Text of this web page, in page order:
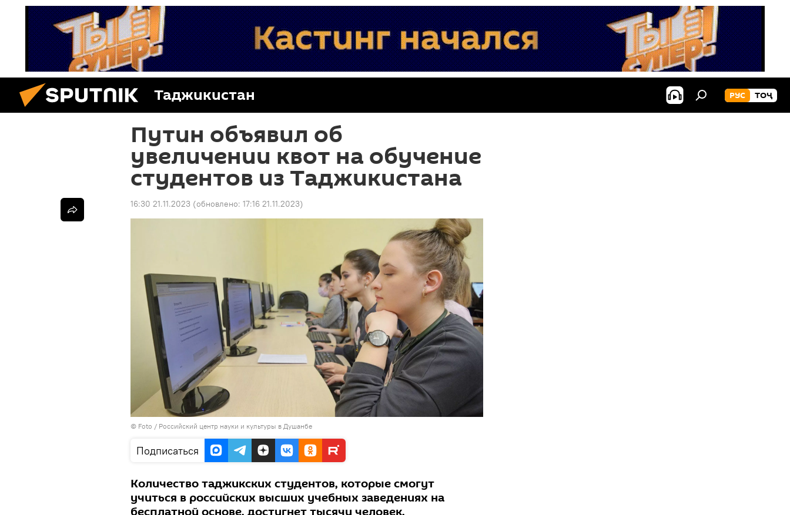
Таджикистан РУС ТОҶ
Путин объявил об
увеличении квот на обучение
студентов из Таджикистана
16:30 21.11.2023 (обновлено: 17:16 21.11.2023)
© Foto / Российский центр науки и культуры в Душанбе
Подписаться
Количество таджикских студентов, которые смогут
учиться в российских высших учебных заведениях на